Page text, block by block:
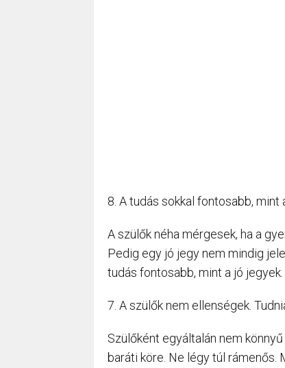
8. A tudás sokkal fontosabb, mint
A szülők néha mérgesek, ha a
Pedig egy jó jegy nem mindig
tudás fontosabb, mint a jó jegyek.
7. A szülők nem ellenségek.
Szülőként egyáltalán nem
baráti köre. Ne légy túl rámenős.